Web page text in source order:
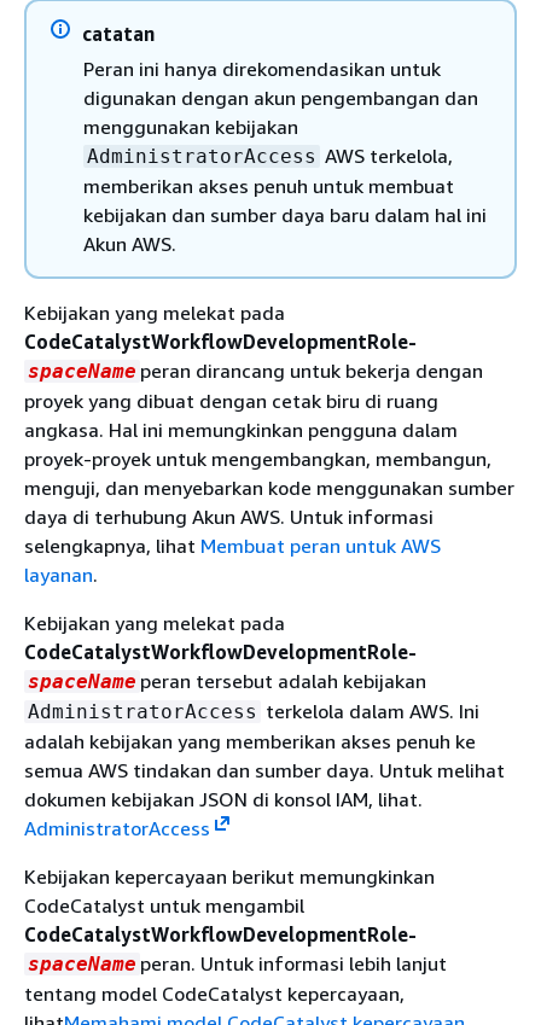
catatan
Peran ini hanya direkomendasikan untuk
digunakan dengan akun pengembangan dan
menggunakan kebijakan
AdministratorAccess AWS terkelola,
memberikan akses penuh untuk membuat
kebijakan dan sumber daya baru dalam hal ini
Akun AWS.
Kebijakan yang melekat pada
CodeCatalystWorkflowDevelopmentRole-
spaceName peran dirancang untuk bekerja dengan
proyek yang dibuat dengan cetak biru di ruang
angkasa. Hal ini memungkinkan pengguna dalam
proyek-proyek untuk mengembangkan, membangun,
menguji, dan menyebarkan kode menggunakan sumber
daya di terhubung Akun AWS. Untuk informasi
selengkapnya, lihat Membuat peran untuk AWS
layanan.
Kebijakan yang melekat pada
CodeCatalystWorkflowDevelopmentRole-
spaceName peran tersebut adalah kebijakan
AdministratorAccess terkelola dalam AWS. Ini
adalah kebijakan yang memberikan akses penuh ke
semua AWS tindakan dan sumber daya. Untuk melihat
dokumen kebijakan JSON di konsol IAM, lihat.
AdministratorAccess
Kebijakan kepercayaan berikut memungkinkan
CodeCatalyst untuk mengambil
CodeCatalystWorkflowDevelopmentRole-
spaceName peran. Untuk informasi lebih lanjut
tentang model CodeCatalyst kepercayaan,